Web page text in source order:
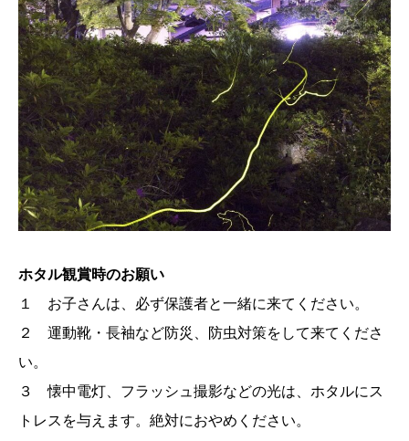
ホタル観賞時のお願い
１ お子さんは、必ず保護者と一緒に来てください。
２ 運動靴・長袖など防災、防虫対策をして来てくださ
い。
３ 懐中電灯、フラッシュ撮影などの光は、ホタルにス
トレスを与えます。絶対におやめください。